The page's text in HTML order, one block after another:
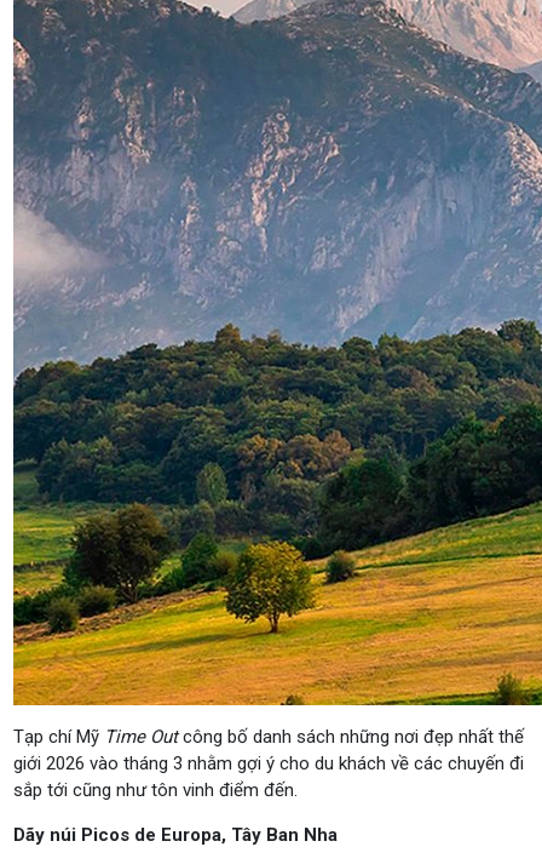
Tạp chí Mỹ Time Outcông bố danh sách những nơi đẹp nhất thế
giới 2026 vào tháng 3 nhằm gợi ý cho du khách về các chuyến đi
sắp tới cũng như tôn vinh điểm đến.
Dãy núi Picos de Europa, Tây Ban Nha